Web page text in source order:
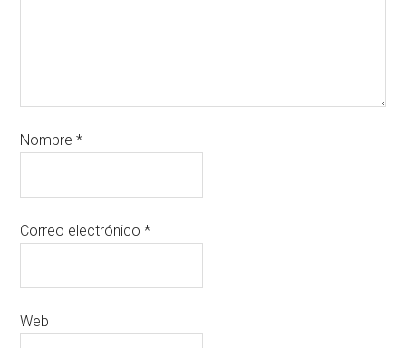
Nombre*
Correo electrónico*
Web